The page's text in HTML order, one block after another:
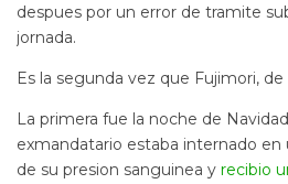
despues por un error de tramite
jornada.
Es la segunda vez que Fujimori, de
La primera fue la noche de
exmandatario estaba internado en
de su presion sanguinea y recibio